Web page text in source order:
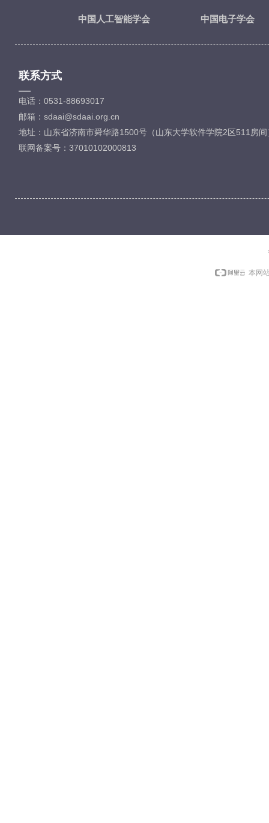
联系方式
—
电话：0531-88693017
邮箱：sdaai@sdaai.org.cn
地址：山东省济南市舜华路1500号（山东大学软件学院2区511房间
联网备案号：37010102000813
中国人工智能学会 中国电子学会
本网